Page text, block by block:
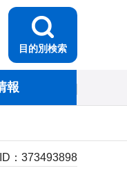
目的別検索
報
： 373493898